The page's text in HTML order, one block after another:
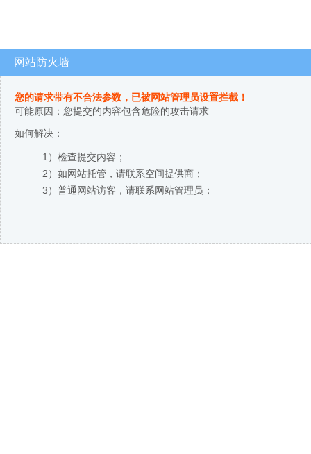
网站防火墙
您的请求带有不合法参数，已被网站管理员设置拦截！
可能原因：您提交的内容包含危险的攻击请求
如何解决：
1）检查提交内容；
2）如网站托管，请联系空间提供商；
3）普通网站访客，请联系网站管理员；